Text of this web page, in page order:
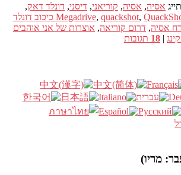
תייג אסיה, אסיה, קוריאני, דיסני, דונלד דאק,
Megadrive, quackshot,
QuackShot כיכוב דונלד
אסיה, דרום קוריאה, אוצרות של אני אוהבים
|
18 תגובות
מריו)